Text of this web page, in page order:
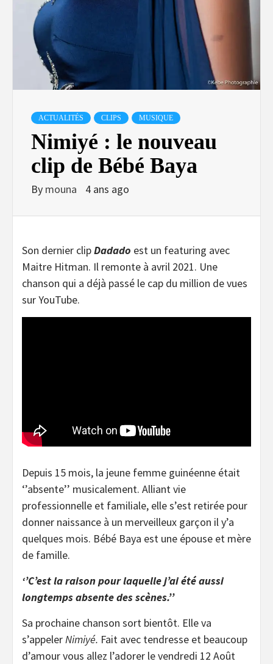
ACTUALITÉS CLIPS MUSIQUE
Nimiyé : le nouveau
clip de Bébé Baya
By mouna 4 ans ago
Son dernier clipDadado est un featuring avec
Maitre Hitman. Il remonte à avril 2021. Une
chanson qui a déjà passé le cap du million de vues
sur YouTube.
Depuis 15 mois, la jeune femme guinéenne était
‘’absente’’ musicalement. Alliant vie
professionnelle et familiale, elle s’est retirée pour
donner naissance à un merveilleux garçon il y’a
quelques mois. Bébé Baya est une épouse et mère
de famille.
‘’C’est la raison pour laquelle j’ai été aussi
longtemps absente des scènes.’’
Sa prochaine chanson sort bientôt. Elle va
s’appelerNimiyé. Fait avec tendresse et beaucoup
d’amour vous allez l’adorer le vendredi 12 Août